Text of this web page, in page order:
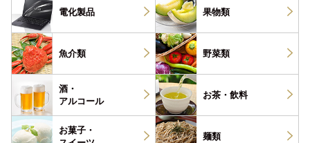
電化製品 果物類
魚介類 野菜類
酒・
アルコール
お茶・ 飲料
お菓子・
麺類